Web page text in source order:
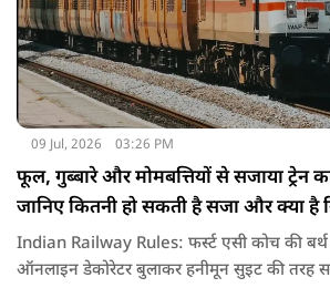
09 Jul, 2026 03:26 PM
फूल, गुब्बारे और मोमबत्तियों से सजाया ट्रेन
जानिए कितनी हो सकती है सजा और क्या है
Indian Railway Rules: फर्स्ट एसी कोच की बर्थ को बिना अनुमति
ऑनलाइन डेकोरेटर बुलाकर हनीमून सुइट की तरह